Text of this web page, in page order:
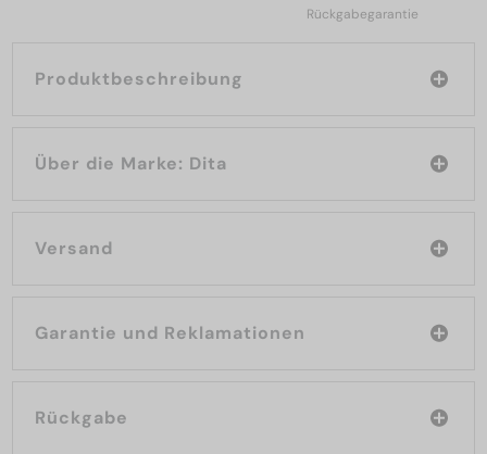
Rückgabegarantie
Produktbeschreibung
Über die Marke: Dita
Versand
Garantie und Reklamationen
Rückgabe